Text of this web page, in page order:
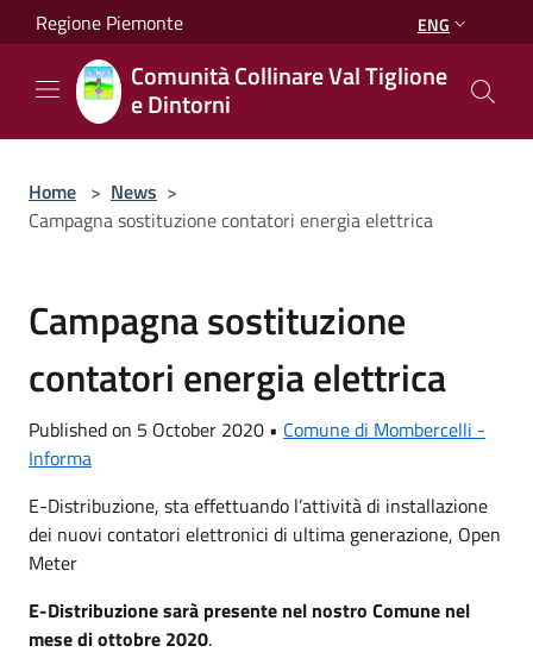
Salta al contenuto principale
Regione Piemonte ENG
Comunità Collinare Val Tiglione
e Dintorni
Home > News >
Campagna sostituzione contatori energia elettrica
Campagna sostituzione
contatori energia elettrica
Published on 5 October 2020 • Comune di Mombercelli -
Informa
E-Distribuzione, sta effettuando l’attività di installazione
dei nuovi contatori elettronici di ultima generazione, Open
Meter
E-Distribuzione sarà presente nel nostro Comune nel
mese di ottobre 2020.